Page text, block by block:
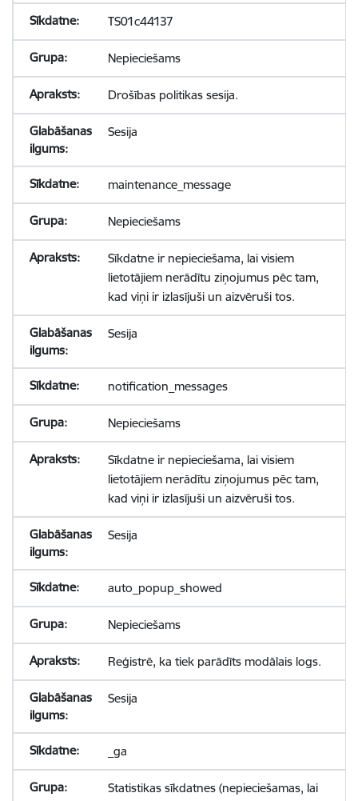
TS01c44137
Nepieciešams
Drošības politikas sesija.
Sesija
maintenance_message
Nepieciešams
Sīkdatne ir nepieciešama, lai visiem
lietotājiem nerādītu ziņojumus pēc tam,
kad viņi ir izlasījuši un aizvēruši tos.
Sesija
notification_messages
Nepieciešams
Sīkdatne ir nepieciešama, lai visiem
lietotājiem nerādītu ziņojumus pēc tam,
kad viņi ir izlasījuši un aizvēruši tos.
Sesija
auto_popup_showed
Nepieciešams
Reģistrē, ka tiek parādīts modālais logs.
Sesija
_ga
Statistikas sīkdatnes (nepieciešamas, lai